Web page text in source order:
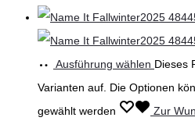
Ausführung wählen Dieses
Varianten auf. Die Optionen
gewählt werden
Zur